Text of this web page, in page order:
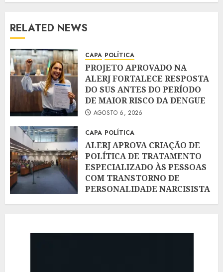
RELATED NEWS
CAPA POLÍTICA
PROJETO APROVADO NA
ALERJ FORTALECE RESPOSTA
DO SUS ANTES DO PERÍODO
DE MAIOR RISCO DA DENGUE
AGOSTO 6, 2026
CAPA POLÍTICA
ALERJ APROVA CRIAÇÃO DE
POLÍTICA DE TRATAMENTO
ESPECIALIZADO ÀS PESSOAS
COM TRANSTORNO DE
PERSONALIDADE NARCISISTA